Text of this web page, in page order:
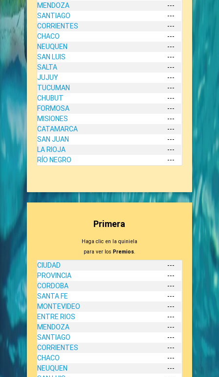
MENDOZA
---
SANTIAGO
---
CORRIENTES
---
CHACO
---
NEUQUEN
---
SAN LUIS
---
SALTA
---
JUJUY
---
TUCUMAN
---
CHUBUT
---
FORMOSA
---
MISIONES
---
CATAMARCA
---
SAN JUAN
---
LA RIOJA
---
RÍO NEGRO
---
Primera
Haga clic en la quiniela
para ver los Premios.
CIUDAD
---
PROVINCIA
---
CORDOBA
---
SANTA FE
---
MONTEVIDEO
---
ENTRE RIOS
---
MENDOZA
---
SANTIAGO
---
CORRIENTES
---
CHACO
---
NEUQUEN
---